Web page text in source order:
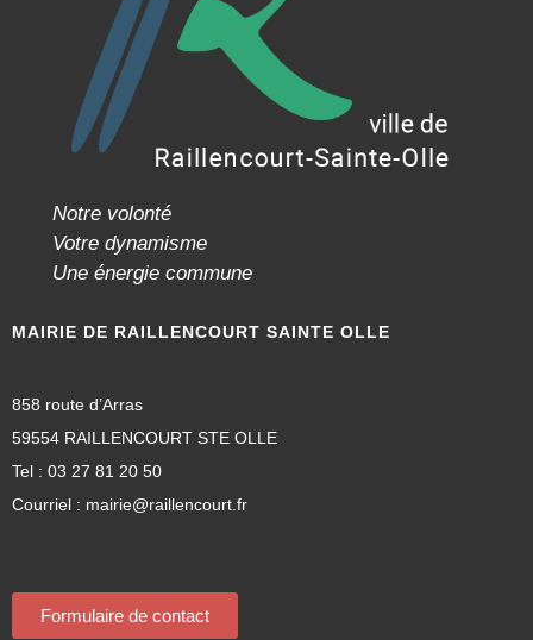
Notre volonté
Votre dynamisme
Une énergie commune
MAIRIE DE RAILLENCOURT SAINTE OLLE
858 route d’Arras
59554 RAILLENCOURT STE OLLE
Tel : 03 27 81 20 50
Courriel : mairie@raillencourt.fr
Formulaire de contact